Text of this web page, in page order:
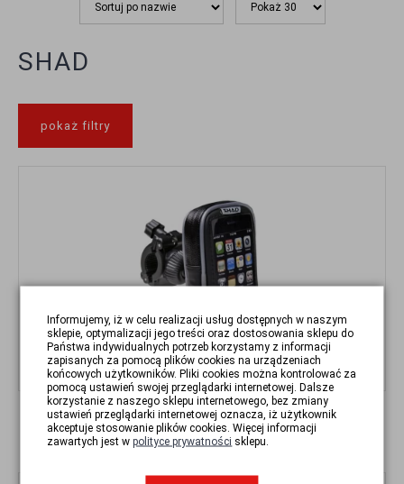
SHAD
pokaż filtry
UCHWYT TELEFONU SHAD 3.8 CALA
129,00 zł
Informujemy, iż w celu realizacji usług dostępnych w naszym
sklepie, optymalizacji jego treści oraz dostosowania sklepu do
Państwa indywidualnych potrzeb korzystamy z informacji
zapisanych za pomocą plików cookies na urządzeniach
końcowych użytkowników. Pliki cookies można kontrolować za
pomocą ustawień swojej przeglądarki internetowej. Dalsze
korzystanie z naszego sklepu internetowego, bez zmiany
ustawień przeglądarki internetowej oznacza, iż użytkownik
akceptuje stosowanie plików cookies. Więcej informacji
zawartych jest wpolityce prywatności sklepu.